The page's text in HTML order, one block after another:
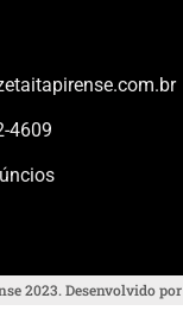
4609
2023. Desenvolvido por